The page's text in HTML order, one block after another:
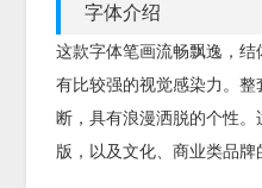
字体介绍
这款字体笔画流畅飘逸，结
有比较强的视觉感染力。
断，具有浪漫洒脱的个性
版，以及文化、商业类品牌